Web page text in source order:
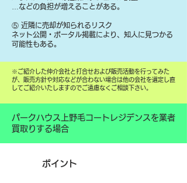
…などの負担が増えることがある。
⑤ 近隣に売却が知られるリスク
ネット公開・ポータル掲載により、知人に見つかる
可能性もある。
​※ご紹介した仲介会社と打合せおよび販売活動を行ってみた
が、販売方針や対応などが合わない場合は他の会社を選定し直
してご紹介いたしますのでご遠慮なくご相談下さい。
パークハウス上野毛コートレジデンスを業者
買取りする場合
ポイント